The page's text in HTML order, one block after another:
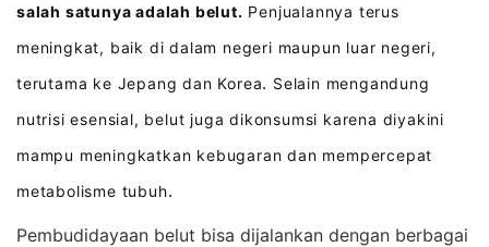
salah satunya adalah belut. Penjualannya terus
meningkat, baik di dalam negeri maupun luar negeri,
terutama ke Jepang dan Korea. Selain mengandung
nutrisi esensial, belut juga dikonsumsi karena diyakini
mampu meningkatkan kebugaran dan mempercepat
metabolisme tubuh.
Pembudidayaan belut bisa dijalankan dengan berbagai